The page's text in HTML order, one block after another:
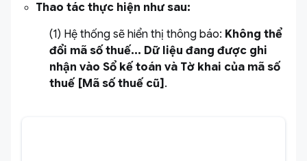
Thao tác thực hiện như sau:
(1) Hệ thống sẽ hiển thị thông báo: Không thể
đổi mã số thuế... Dữ liệu đang được ghi
nhận vào Sổ kế toán và Tờ khai của mã số
thuế [Mã số thuế cũ] .